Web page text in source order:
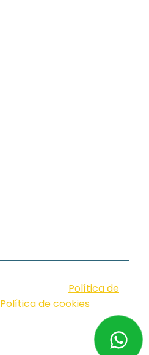
Política de
Política de cookies